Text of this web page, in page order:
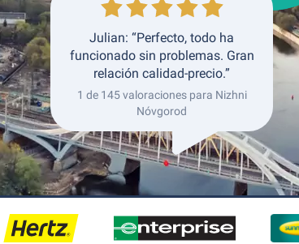
Julian: “Perfecto, todo ha
funcionado sin problemas. Gran
relación calidad-precio.”
1 de 145 valoraciones para Nizhni
Nóvgorod